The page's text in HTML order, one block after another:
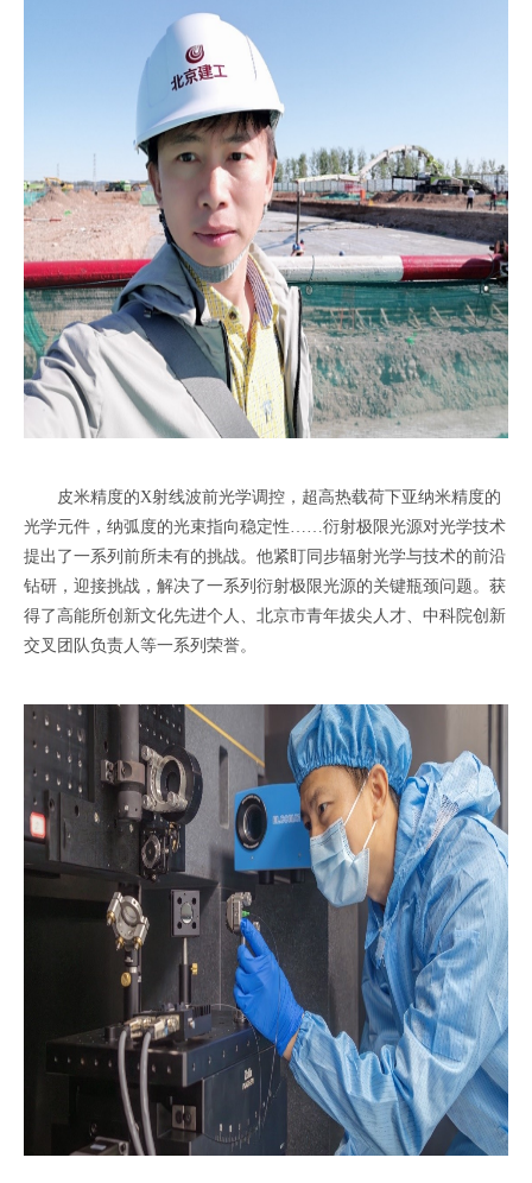
皮米精度的X射线波前光学调控，超高热载荷下亚纳米精度的
光学元件，纳弧度的光束指向稳定性……衍射极限光源对光学技术
提出了一系列前所未有的挑战。他紧盯同步辐射光学与技术的前沿
钻研，迎接挑战，解决了一系列衍射极限光源的关键瓶颈问题。获
得了高能所创新文化先进个人、北京市青年拔尖人才、中科院创新
交叉团队负责人等一系列荣誉。